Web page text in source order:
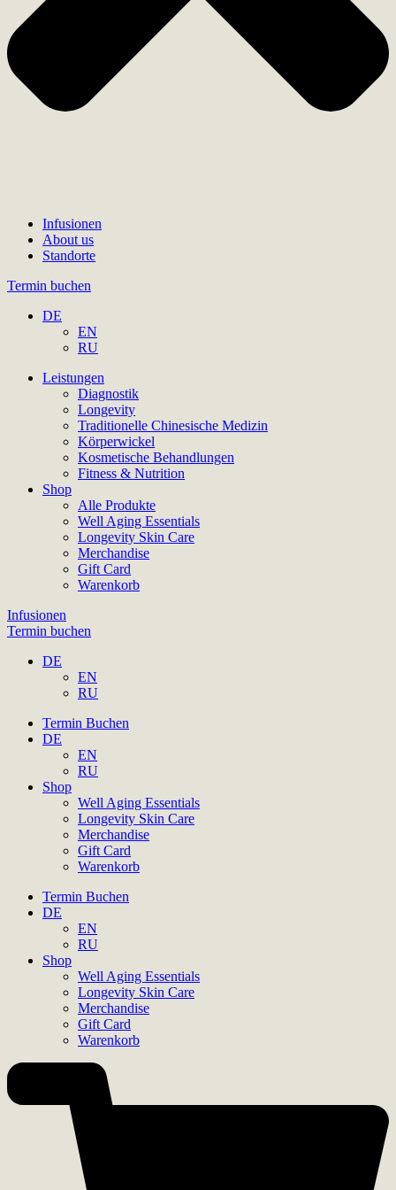
Infusionen
About us
Standorte
Termin buchen
DE
EN
RU
Leistungen
Diagnostik
Longevity
Traditionelle Chinesische Medizin
Körperwickel
Kosmetische Behandlungen
Fitness & Nutrition
Shop
Alle Produkte
Well Aging Essentials
Longevity Skin Care
Merchandise
Gift Card
Warenkorb
Infusionen
Termin buchen
DE
EN
RU
Termin Buchen
DE
EN
RU
Shop
Well Aging Essentials
Longevity Skin Care
Merchandise
Gift Card
Warenkorb
Termin Buchen
DE
EN
RU
Shop
Well Aging Essentials
Longevity Skin Care
Merchandise
Gift Card
Warenkorb